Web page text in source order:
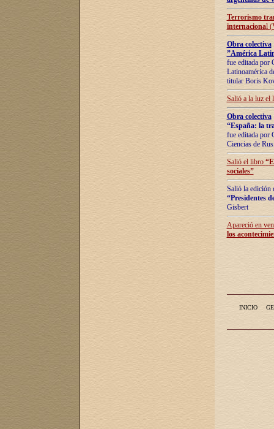
Terrorismo
internacional
Obra colectiva
”América
fue editada por
Latinoamérica
titular Boris
Salió a la luz el
Obra colectiva
“España: la
fue editada por
Ciencias de
Salió el libro “
sociales”
Salió la edición
“Presidentes
Gisbert
Apareció en
los
INICIO